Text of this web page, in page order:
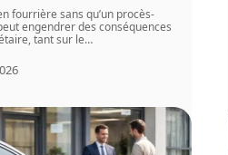
fourrière sans qu’un procès-
engendrer des conséquences
tant sur le…